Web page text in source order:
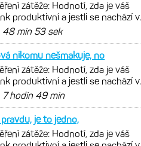
zátěže: Hodnotí, zda je váš
produktivní a jestli se nachází v
oblastech
48 min 53 sek
nikomu nešmakuje, no
zátěže: Hodnotí, zda je váš
produktivní a jestli se nachází v
oblastech
7 hodin 49 min
je to jedno,
zátěže: Hodnotí, zda je váš